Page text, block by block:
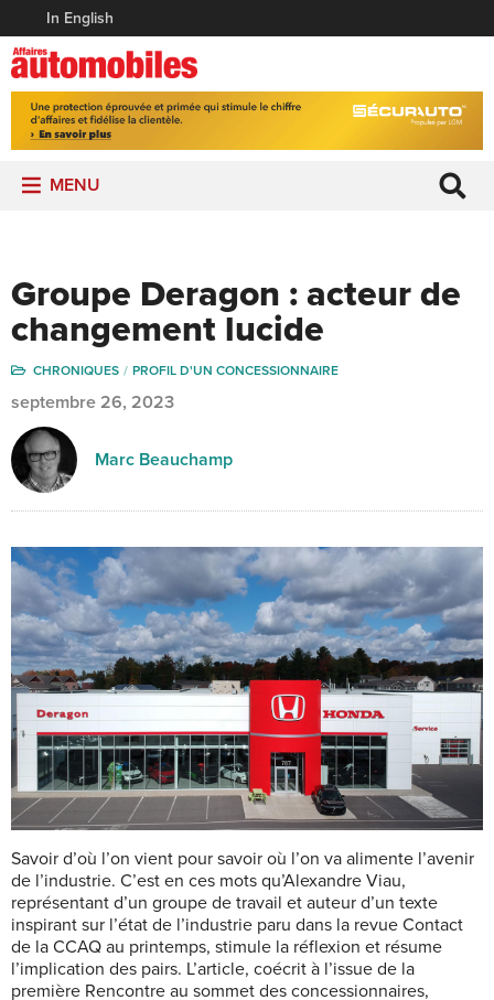
In English
MENU
Groupe Deragon : acteur de
changement lucide
CHRONIQUES PROFIL D'UN CONCESSIONNAIRE
septembre 26, 2023
Marc Beauchamp
Savoir d’où l’on vient pour savoir où l’on va alimente l’avenir
de l’industrie. C’est en ces mots qu’Alexandre Viau,
représentant d’un groupe de travail et auteur d’un texte
inspirant sur l’état de l’industrie paru dans la revue Contact
de la CCAQ au printemps, stimule la réflexion et résume
l’implication des pairs. L’article, coécrit à l’issue de la
première Rencontre au sommet des concessionnaires,